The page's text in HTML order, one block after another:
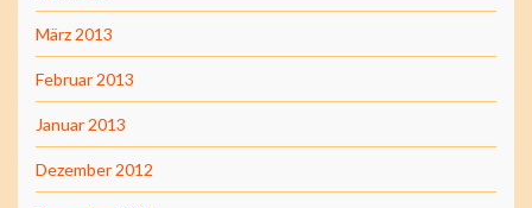
März 2013
Februar 2013
Januar 2013
Dezember 2012